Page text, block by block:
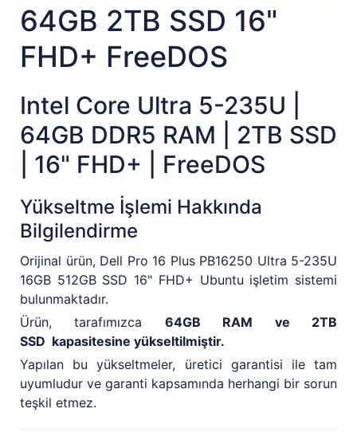
64GB 2TB SSD 16"
FHD+ FreeDOS
Intel Core Ultra 5-235U |
64GB DDR5 RAM | 2TB SSD
| 16" FHD+ | FreeDOS
Yükseltme İşlemi Hakkında
Bilgilendirme
Orijinal ürün, Dell Pro 16 Plus PB16250 Ultra 5-235U
16GB 512GB SSD 16" FHD+ Ubuntu işletim sistemi
bulunmaktadır.
Ürün, tarafımızca 64GB RAM ve 2TB
SSD kapasitesine yükseltilmiştir.
Yapılan bu yükseltmeler, üretici garantisi ile tam
uyumludur ve garanti kapsamında herhangi bir sorun
teşkil etmez.